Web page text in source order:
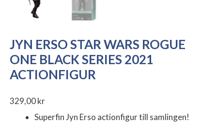
JYN ERSO STAR WARS ROGUE
ONE BLACK SERIES 2021
ACTIONFIGUR
329,00kr
Superfin Jyn Erso actionfigur till samlingen!